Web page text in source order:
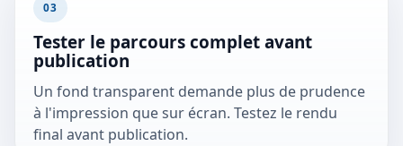
03
Tester le parcours complet avant
publication
Un fond transparent demande plus de prudence
à l'impression que sur écran. Testez le rendu
final avant publication.